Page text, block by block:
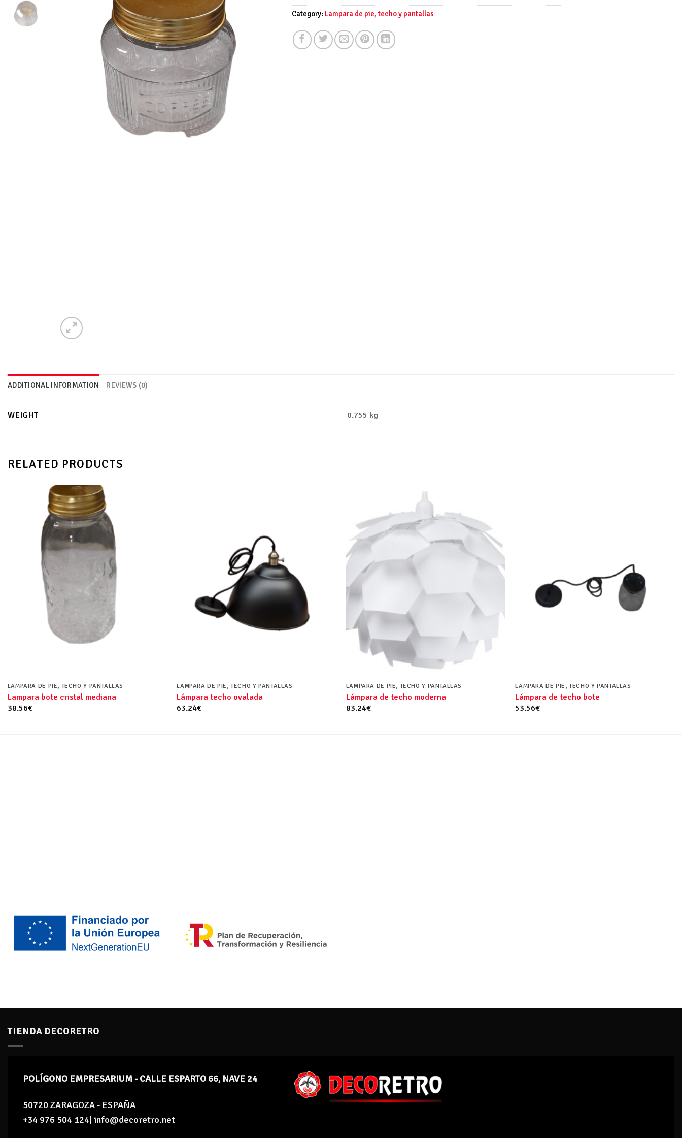
Category: Lampara de pie, techo y pantallas
ADDITIONAL INFORMATION REVIEWS (0)
WEIGHT 0.755 kg
RELATED PRODUCTS
LAMPARA DE PIE, TECHO Y PANTALLAS
Lampara bote cristal mediana
38.56€
LAMPARA DE PIE, TECHO Y PANTALLAS
Lámpara techo ovalada
63.24€
LAMPARA DE PIE, TECHO Y PANTALLAS
Lámpara de techo moderna
83.24€
LAMPARA DE PIE, TECHO Y PANTALLAS
Lámpara de techo bote
53.56€
TIENDA DECORETRO
POLÍGONO EMPRESARIUM - CALLE ESPARTO 66, NAVE 24
50720 ZARAGOZA - ESPAÑA
+34 976 504 124| info@decoretro.net